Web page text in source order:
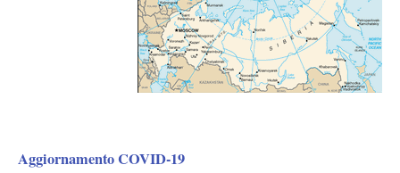
Aggiornamento COVID-19